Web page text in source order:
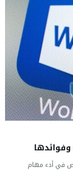
في أدء مهام